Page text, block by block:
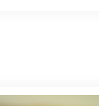
した。実際に目にすると 華